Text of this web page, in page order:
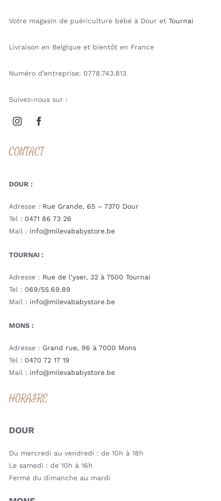
Votre magasin de puériculture bébé à Dour et Tournai
Livraison en Belgique et bientôt en France
Numéro d’entreprise: 0778.743.813
Suivez-nous sur :
CONTACT
DOUR :
Adresse : Rue Grande, 65 – 7370 Dour
Tel : 0471 86 73 26
Mail : info@milevababystore.be
TOURNAI :
Adresse : Rue de l’yser, 32 à 7500 Tournai
Tel : 069/55.69.89
Mail : info@milevababystore.be
MONS :
Adresse : Grand rue, 96 à 7000 Mons
Tel : 0470 72 17 19
Mail : info@milevababystore.be
HORAIRE
DOUR
Du mercredi au vendredi : de 10h à 18h
Le samedi : de 10h à 16h
Fermé du dimanche au mardi